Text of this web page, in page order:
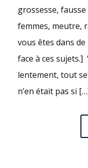
grossesse,
femmes, meutre,
vous êtes dans
face à ces
lentement, tout
n’en était pas si